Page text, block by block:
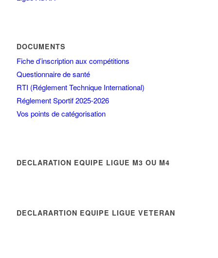
DOCUMENTS
Fiche d’inscription aux compétitions
Questionnaire de santé
RTI (Réglement Technique International)
Réglement Sportif 2025-2026
Vos points de catégorisation
DECLARATION EQUIPE LIGUE M3 OU M4
DECLARARTION EQUIPE LIGUE VETERAN